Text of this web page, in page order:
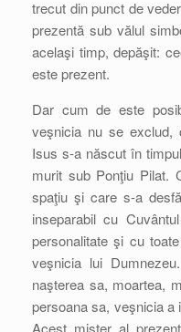
trecut din punct de
prezentă sub vălul
acelaşi timp, depăşit:
este prezent.
Dar cum de este
veşnicia nu se exclud,
Isus s-a născut în
murit sub Ponţiu Pilat.
spaţiu şi care s-a
inseparabil cu
personalitate şi cu
veşnicia lui
naşterea sa, moartea,
persoana sa, veşnicia
Acest mister al